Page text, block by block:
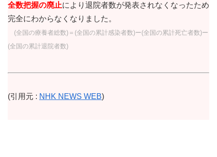
全数把握の廃止により退院者数が発表されなくなったため
完全にわからなくなりました。
(全国の療養者総数)＝(全国の累計感染者数)ー(全国の累計死亡者数)ー
(全国の累計退院者数)
(引用元 : NHK NEWS WEB)